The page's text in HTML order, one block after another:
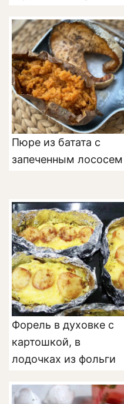
Пюре из батата с
запеченным лососем
Форель в духовке с
картошкой, в
лодочках из фольги